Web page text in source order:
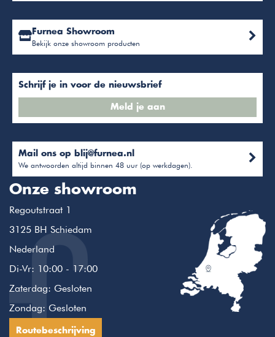
Furnea Showroom
Bekijk onze showroom producten
Schrijf je in voor de nieuwsbrief
Meld je aan
Mail ons op blij@furnea.nl
We antwoorden altijd binnen 48 uur (op werkdagen).
Onze showroom
Regoutstraat 1
3125 BH Schiedam
Nederland
Di-Vr: 10:00 - 17:00
Zaterdag: Gesloten
Zondag: Gesloten
Routebeschrijving